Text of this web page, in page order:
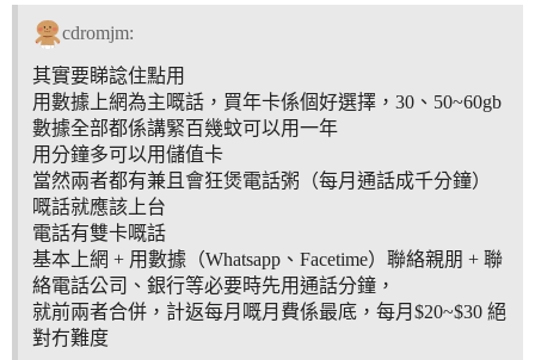
cdromjm:
其實要睇諗住點用
用數據上網為主嘅話，買年卡係個好選擇，30、50~60gb
數據全部都係講緊百幾蚊可以用一年
用分鐘多可以用儲值卡
當然兩者都有兼且會狂煲電話粥（每月通話成千分鐘）
嘅話就應該上台
電話有雙卡嘅話
基本上網 + 用數據（Whatsapp、Facetime）聯絡親朋 + 聯
絡電話公司、銀行等必要時先用通話分鐘，
就前兩者合併，計返每月嘅月費係最底，每月$20~$30 絕
對冇難度